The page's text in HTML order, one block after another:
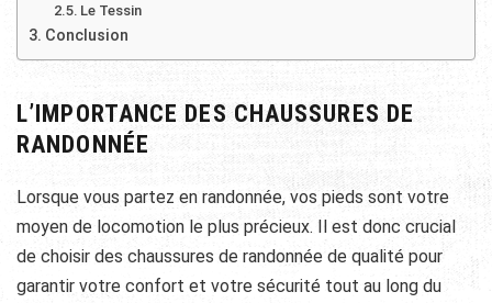
Le Tessin
Conclusion
L’IMPORTANCE DES CHAUSSURES DE
RANDONNÉE
Lorsque vous partez en randonnée, vos pieds sont votre
moyen de locomotion le plus précieux. Il est donc crucial
de choisir des chaussures de randonnée de qualité pour
garantir votre confort et votre sécurité tout au long du